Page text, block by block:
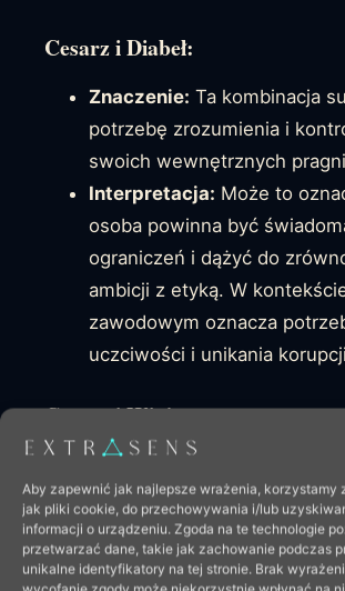
Aby zapewnić jak najlepsze wrażenia, korzystamy
jak pliki cookie, do przechowywania i/lub
informacji o urządzeniu. Zgoda na te technologie
przetwarzać dane, takie jak zachowanie podczas
unikalne identyfikatory na tej stronie. Brak
Cesarz i Diabeł:
Znaczenie: Ta kombinacja
potrzebę zrozumienia i
swoich wewnętrznych
Interpretacja: Może to
osoba powinna być
ograniczeń i dążyć do
ambicji z etyką. W
zawodowym oznacza
uczciwości i unikania
Cesarz i Wieża:
Znaczenie:
nieoczekiwane zmiany i
mogą zburzyć istniejącą
Interpretacja:Może to